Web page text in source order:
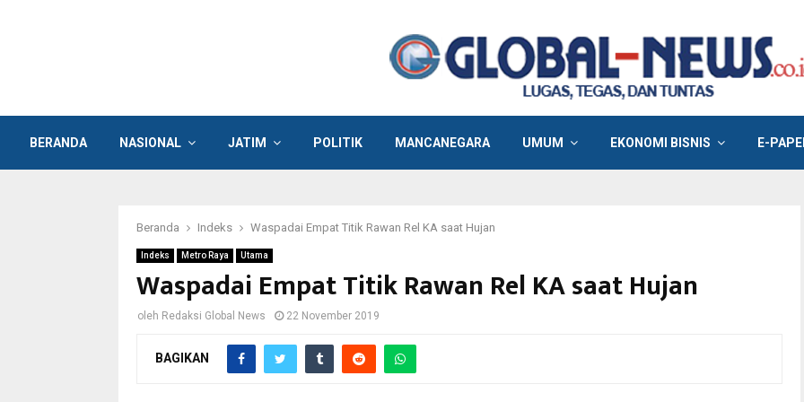
BERANDA NASIONAL JATIM POLITIK MANCANEGARA UMUM EKONOMI BISNIS E-
Beranda Indeks Waspadai Empat Titik Rawan Rel KA saat Hujan
Indeks Metro Raya Utama
Waspadai Empat Titik Rawan Rel KA saat Hujan
oleh Redaksi Global News 22 November 2019
BAGIKAN